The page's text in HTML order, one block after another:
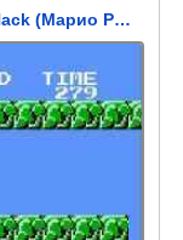
Mario - Super Baby Bros Older SMB1 Hack (Марио Ребенок Пиратка)